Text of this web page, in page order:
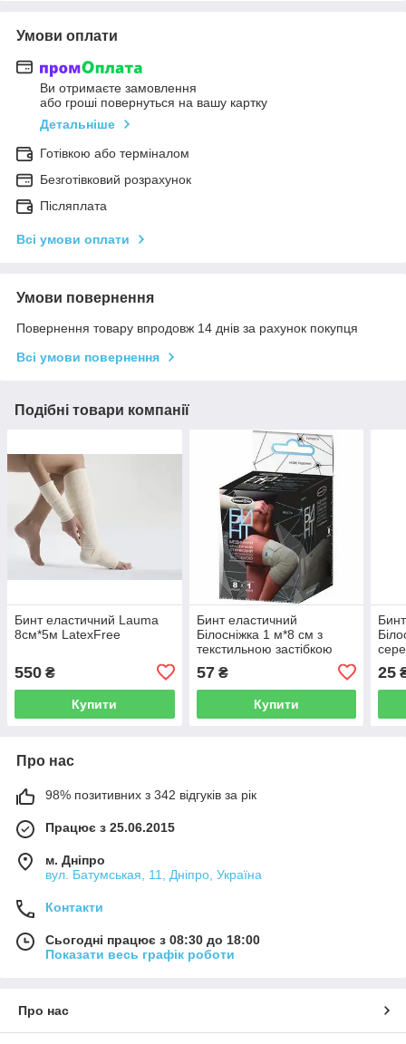
Умови оплати
Ви отримаєте замовлення
або гроші повернуться на вашу картку
Детальніше
Готівкою або терміналом
Безготівковий розрахунок
Післяплата
Всі умови оплати
Умови повернення
Повернення товару впродовж 14 днів за рахунок покупця
Всі умови повернення
Подібні товари компанії
Бинт еластичний Lauma
8см*5м LatexFree
550 ₴
Купити
Бинт еластичний
Білосніжка 1 м*8 см з
текстильною застібкою
57₴
Купити
25
Про нас
98% позитивних з 342 відгуків за рік
Працює з 25.06.2015
м. Дніпро
вул. Батумськая, 11, Дніпро, Україна
Контакти
Сьогодні працює з 08:30 до 18:00
Показати весь графік роботи
Про нас